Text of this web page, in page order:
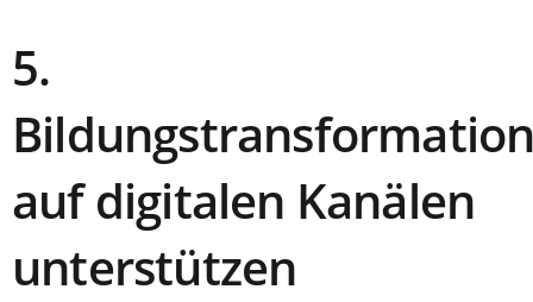
5.
auf digitalen Kanälen
unterstützen